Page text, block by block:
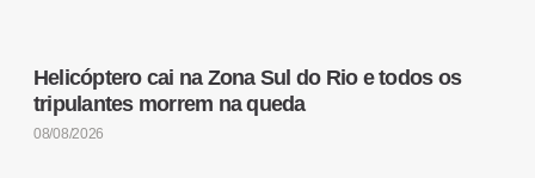
Helicóptero cai na Zona Sul do Rio e todos os
tripulantes morrem na queda
08/08/2026